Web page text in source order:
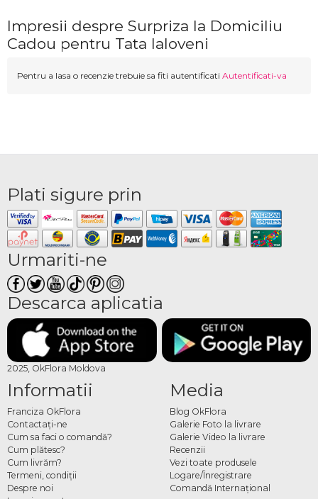
Impresii despre Surpriza la Domiciliu
Cadou pentru Tata Ialoveni
Pentru a lasa o recenzie trebuie sa fiti autentificati Autentificati-va
Plati sigure prin
Urmariti-ne
Descarca aplicatia
2025, OkFlora Moldova
Informatii
Franciza OkFlora
Contactaţi-ne
Cum sa faci o comandă?
Cum plătesc?
Cum livrăm?
Termeni, condiţii
Despre noi
Media
Blog OkFlora
Galerie Foto la livrare
Galerie Video la livrare
Recenzii
Vezi toate produsele
Logare/Înregistrare
Comandă Internațional